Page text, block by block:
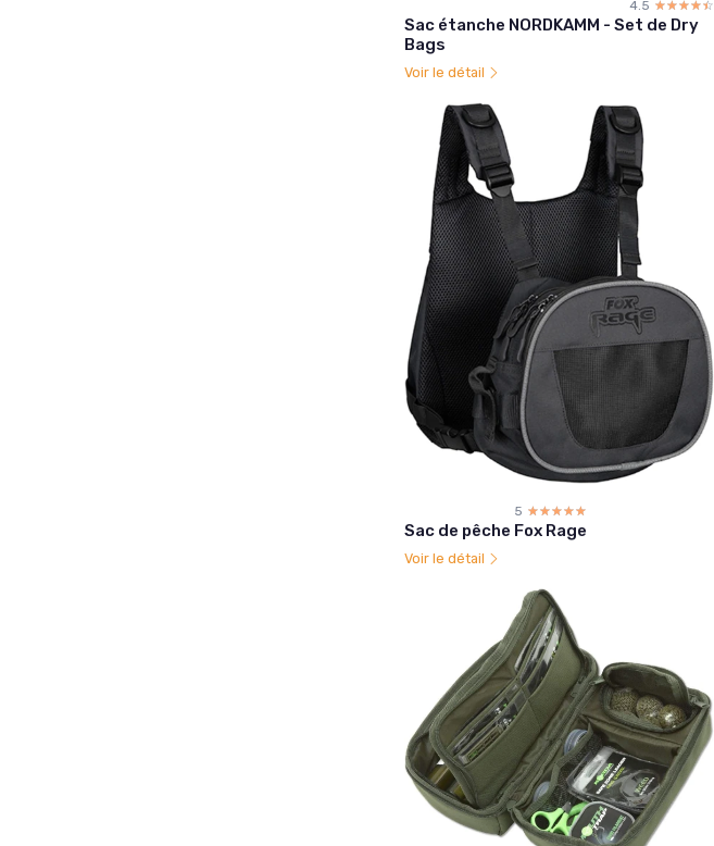
4.5 ☆☆☆☆☆
★★★★★
Sac étanche NORDKAMM - Set de Dry
Bags
Voir le détail
5 ☆☆☆☆☆
★★★★★
Sac de pêche Fox Rage
Voir le détail